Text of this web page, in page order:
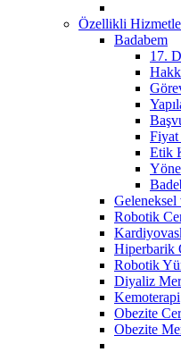
Özellikli
Badabem
17.
Fiyat
Etik
Geleneksel
Robotik
Hiperbarik
Robotik
Diyaliz
Kemoterapi
Obezite
Obezite